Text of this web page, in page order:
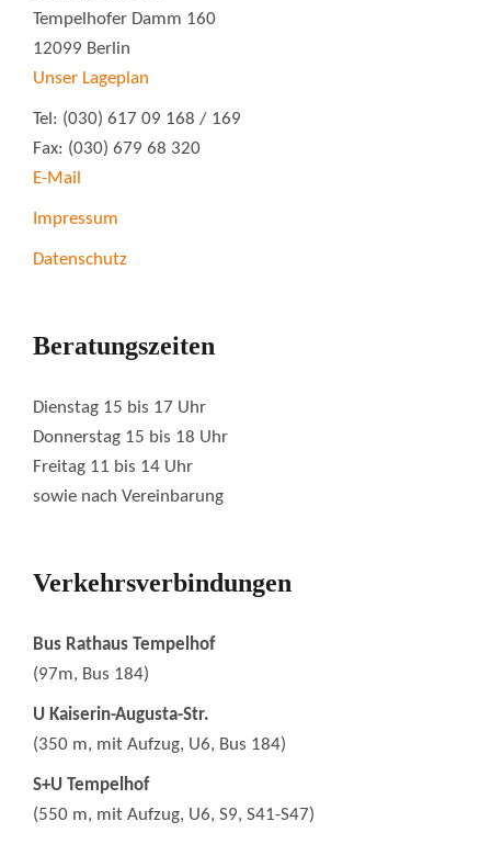
Tempelhofer Damm 160
12099 Berlin
Unser Lageplan
Tel: (030) 617 09 168 / 169
Fax: (030) 679 68 320
E-Mail
Impressum
Datenschutz
Beratungszeiten
Dienstag 15 bis 17 Uhr
Donnerstag 15 bis 18 Uhr
Freitag 11 bis 14 Uhr
sowie nach Vereinbarung
Verkehrsverbindungen
Bus Rathaus Tempelhof
(97m, Bus 184)
U Kaiserin-Augusta-Str.
(350 m, mit Aufzug, U6, Bus 184)
S+U Tempelhof
(550 m, mit Aufzug, U6, S9, S41-S47)